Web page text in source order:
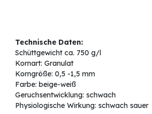
Technische Daten:
Schüttgewicht ca. 750 g/l
Kornart: Granulat
Korngröße: 0,5 -1,5 mm
Farbe: beige-weiß
Geruchsentwicklung: schwach
Physiologische Wirkung: schwach sauer